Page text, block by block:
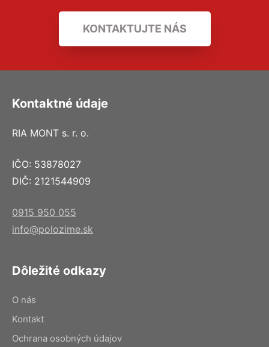
KONTAKTUJTE NÁS
Kontaktné údaje
RIA MONT s. r. o.
IČO: 53878027
DIČ: 2121544909
0915 950 055
info@polozime.sk
Dôležité odkazy
O nás
Kontakt
Ochrana osobných údajov